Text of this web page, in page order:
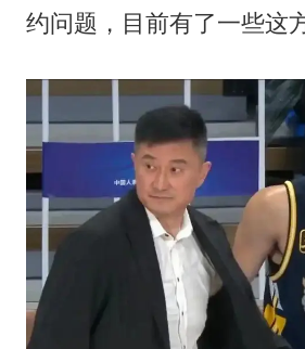
约问题，目前有了一些这